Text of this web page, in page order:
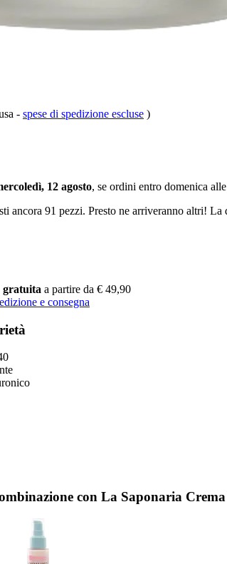
- spese di spedizione escluse )
12 agosto, se ordini entro domenica
ancora 91 pezzi. Presto ne arriveranno altri!
gratuita a partire da € 49,90
e consegna
con La Saponaria